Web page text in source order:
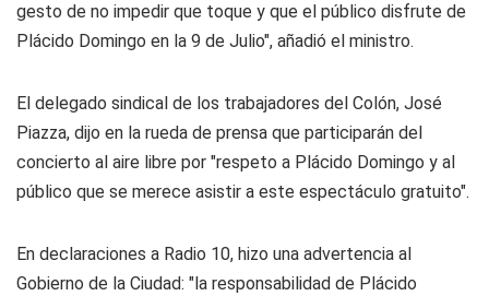
gesto de no impedir que toque y que el público disfrute de
Plácido Domingo en la 9 de Julio", añadió el ministro.
El delegado sindical de los trabajadores del Colón, José
Piazza, dijo en la rueda de prensa que participarán del
concierto al aire libre por "respeto a Plácido Domingo y al
público que se merece asistir a este espectáculo gratuito".
En declaraciones a Radio 10, hizo una advertencia al
Gobierno de la Ciudad: "la responsabilidad de Plácido